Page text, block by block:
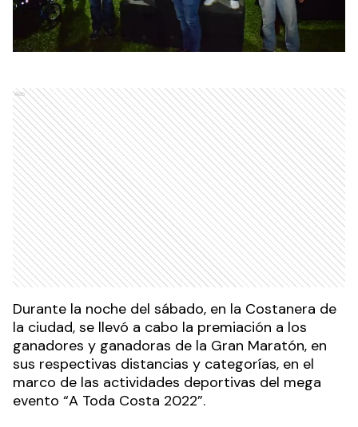
Ads
Durante la noche del sábado, en la Costanera de
la ciudad, se llevó a cabo la premiación a los
ganadores y ganadoras de la Gran Maratón, en
sus respectivas distancias y categorías, en el
marco de las actividades deportivas del mega
evento “A Toda Costa 2022”.